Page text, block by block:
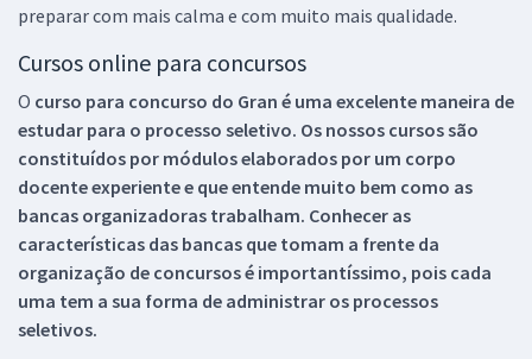
preparar com mais calma e com muito mais qualidade.
Cursos online para concursos
O curso para concurso do Gran é uma excelente maneira de
estudar para o processo seletivo. Os nossos cursos são
constituídos por módulos elaborados por um corpo
docente experiente e que entende muito bem como as
bancas organizadoras trabalham. Conhecer as
características das bancas que tomam a frente da
organização de concursos é importantíssimo, pois cada
uma tem a sua forma de administrar os processos
seletivos.